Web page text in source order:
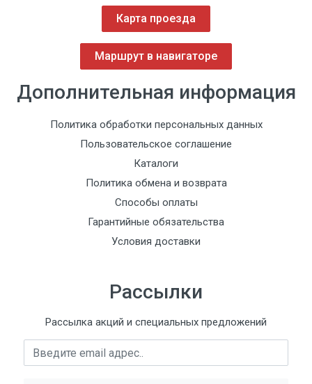
Карта проезда
Маршрут в навигаторе
Дополнительная информация
Политика обработки персональных данных
Пользовательское соглашение
Каталоги
Политика обмена и возврата
Способы оплаты
Гарантийные обязательства
Условия доставки
Рассылки
Рассылка акций и специальных предложений